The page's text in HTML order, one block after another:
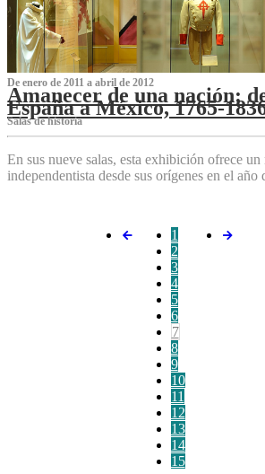
De enero de 2011 a abril de 2012
Amanecer de una nación:
España a México, 1765-
Salas de historia
En sus nueve salas, esta exhibición ofrece
independentista desde sus orígenes en el
1
2
3
4
5
6
7
8
9
10
11
12
13
14
15